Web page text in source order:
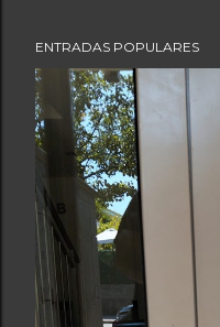
ENTRADAS POPULARES